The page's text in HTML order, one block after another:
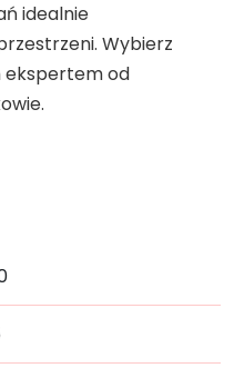
idealnie
Wybierz
ekspertem od